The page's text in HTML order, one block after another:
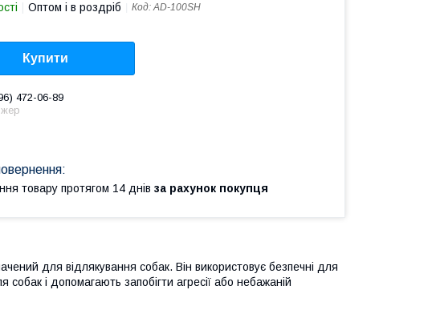
Оптом і в роздріб Код:AD-100SH
Купити
472-06-89
товару протягом 14 днів за рахунок покупця
для відлякування собак. Він використовує безпечні для
і допомагають запобігти агресії або небажаній